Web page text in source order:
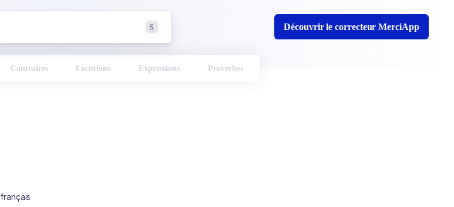
S Découvrir le correcteur MerciApp
Contraires Locutions Expressions Proverbes